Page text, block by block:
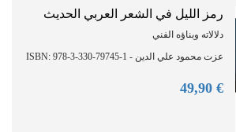
رمز الليل في الشعر العربي الحديث
دلالاته وبناؤه الفني
عزت محمود علي الدين - ISBN: 978-3-330-79745-1
€ 49,
90